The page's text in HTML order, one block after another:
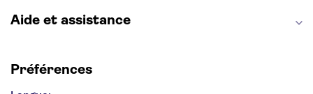
Aide et assistance
Préférences